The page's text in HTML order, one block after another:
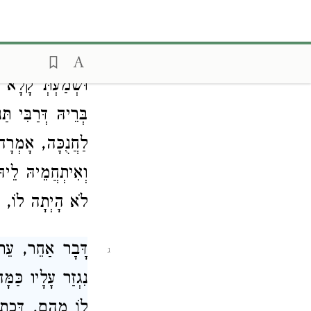
וּמַה נְּצַלֵּי
וּשְׁמַעְתְּ קָלָא
בְּרֵיהּ דְּרַבִּי
לַחֲנֻכָּה,
וְאִיתְחֲמֵיהּ
לֹא הָיְתָה לוֹ,
ג
דָּבָר אַחֵר,
נִגְזַר עָלָיו